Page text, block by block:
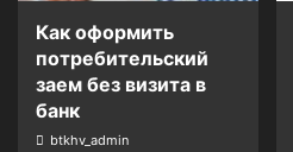
Как оформить
потребительский
заем без визита в
банк
btkhv_admin